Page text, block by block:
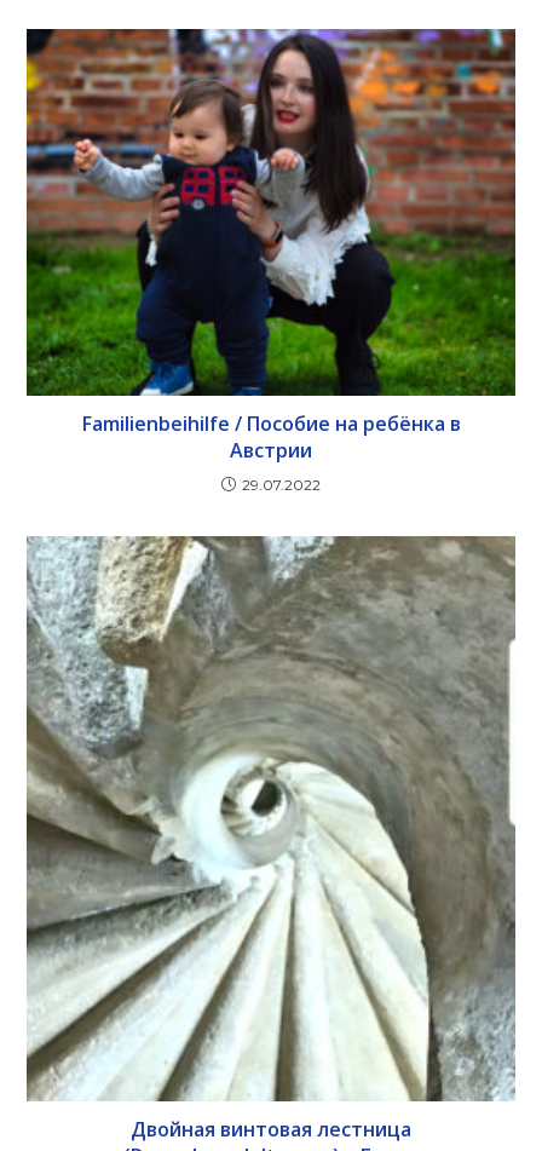
Familienbeihilfe / Пособие на ребёнка в
Австрии
29.07.2022
Двойная винтовая лестница